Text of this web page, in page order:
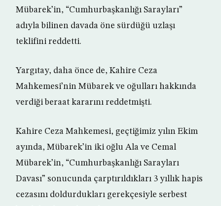
Mübarek’in, “Cumhurbaşkanlığı Sarayları”
adıyla bilinen davada öne sürdüğü uzlaşı
teklifini reddetti.
Yargıtay, daha önce de, Kahire Ceza
Mahkemesi’nin Mübarek ve oğulları hakkında
verdiği beraat kararını reddetmişti.
Kahire Ceza Mahkemesi, geçtiğimiz yılın Ekim
ayında, Mübarek’in iki oğlu Ala ve Cemal
Mübarek’in, “Cumhurbaşkanlığı Sarayları
Davası” sonucunda çarptırıldıkları 3 yıllık hapis
cezasını doldurdukları gerekçesiyle serbest